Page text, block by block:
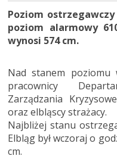
Poziom
poziom alarmowy
wynosi 574 cm.
Nad stanem poziomu
pracownicy
Zarządzania
oraz elbląscy strażacy.
Najbliżej stanu
Elbląg był wczoraj o
cm.